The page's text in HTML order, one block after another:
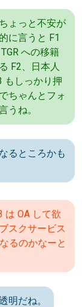
ょっと不安が
に言うと F1
への移籍
F2、日本人
もしっかり押
ちゃんとフォ
うね。
るところかも
は OA して欲
スクサービス
るのかなーと
明だね。